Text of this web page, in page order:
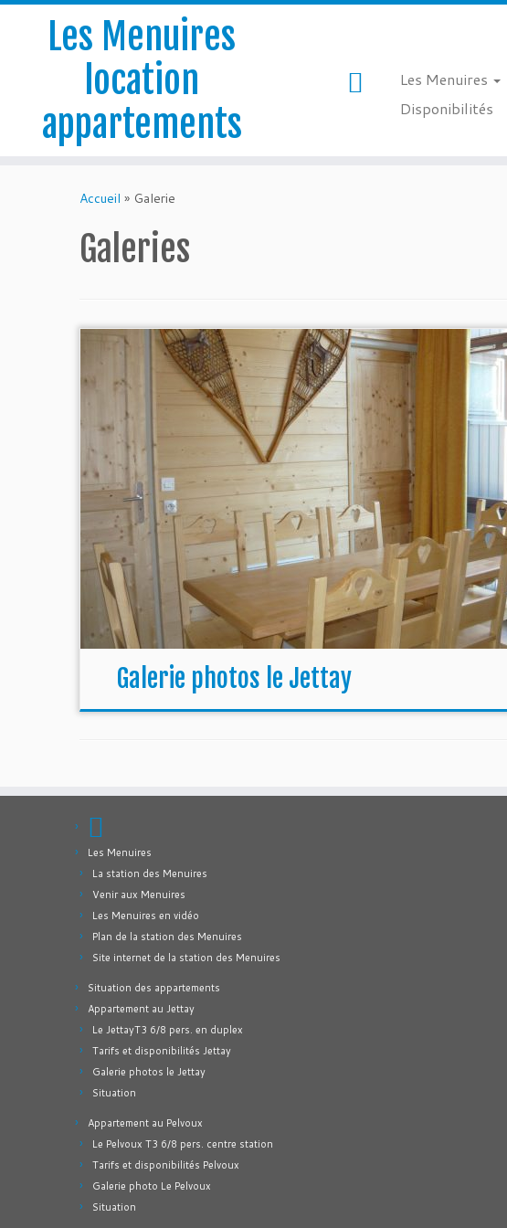
Les Menuires
location
appartements
Les Menuires
Disponibilités
Accueil » Galerie
Galeries
Galerie photos le Jettay
Les Menuires
La station des Menuires
Venir aux Menuires
Les Menuires en vidéo
Plan de la station des Menuires
Site internet de la station des Menuires
Situation des appartements
Appartement au Jettay
Le JettayT3 6/8 pers. en duplex
Tarifs et disponibilités Jettay
Galerie photos le Jettay
Situation
Appartement au Pelvoux
Le Pelvoux T3 6/8 pers. centre station
Tarifs et disponibilités Pelvoux
Galerie photo Le Pelvoux
Situation